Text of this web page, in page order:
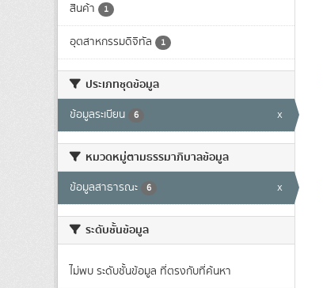
สินค้า 1
อุตสาหกรรมดิจิทัล 1
ประเภทชุดข้อมูล
ข้อมูลระเบียน 6 x
หมวดหมู่ตามธรรมาภิบาลข้อมูล
ข้อมูลสาธารณะ 6 x
ระดับชั้นข้อมูล
ไม่พบ ระดับชั้นข้อมูล ที่ตรงกับที่ค้นหา